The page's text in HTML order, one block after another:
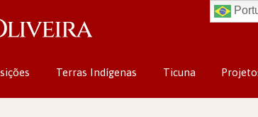
Terras Indígenas Ticuna